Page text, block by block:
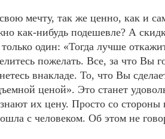
мечту, так же ценно, как и
как-нибудь подешевле? А
один: «Тогда лучше
пожелать. Все, за что Вы
внакладе. То, что Вы
ценой». Это станет
их цену. Просто со
с человеком. Об этом не